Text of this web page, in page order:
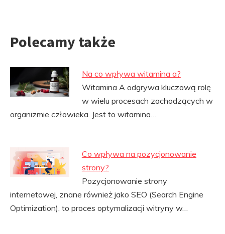
Polecamy także
Na co wpływa witamina a?
Witamina A odgrywa kluczową rolę
w wielu procesach zachodzących w
organizmie człowieka. Jest to witamina…
Co wpływa na pozycjonowanie
strony?
Pozycjonowanie strony
internetowej, znane również jako SEO (Search Engine
Optimization), to proces optymalizacji witryny w…